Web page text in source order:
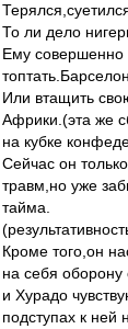
То ли дело
Ему совершенно
Или втащить
Африки.(эта же
на кубке
Сейчас он
травм,но уже
тайма.
Кроме того,он
на себя оборону
и Хурадо
подступах к ней